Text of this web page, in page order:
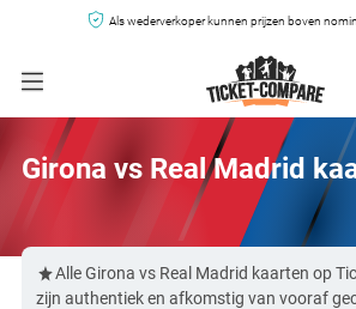
Als wederverkoper kunnen prijzen boven
Girona vs Real Madrid
Alle Girona vs Real Madrid kaarten op
zijn authentiek en afkomstig van vooraf